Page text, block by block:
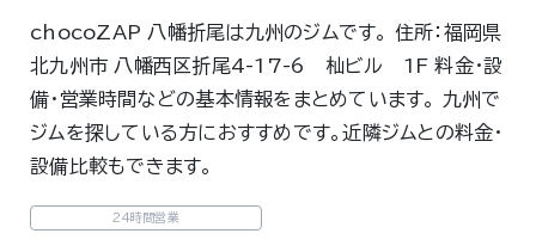
chocoZAP 八幡折尾は九州のジムです。 住所：福岡県
北九州市 八幡西区折尾4-17-6 杣ビル 1F 料金・設
備・営業時間などの基本情報をまとめています。 九州で
ジムを探している方におすすめです。近隣ジムとの料金・
設備比較もできます。
24時間営業